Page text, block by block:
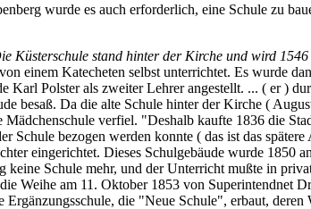
wurde es auch erforderlich, eine Schule zu
Küsterschule stand hinter der Kirche und wird 1546
einem Katecheten selbst unterrichtet. Es wurde
Karl Polster als zweiter Lehrer angestellt. ... ( er )
besaß. Da die alte Schule hinter der Kirche (
verfiel. "Deshalb kaufte 1836 die
Schule bezogen werden konnte ( das ist das
eingerichtet. Dieses Schulgebäude wurde 1850
keine Schule mehr, und der Unterricht mußte in
Weihe am 11. Oktober 1853 von
die "Neue Schule", erbaut,